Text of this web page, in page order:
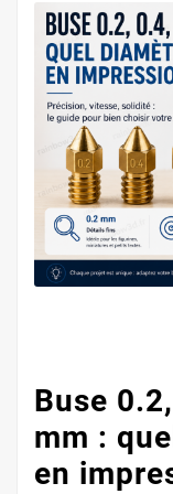
Buse
mm :
en